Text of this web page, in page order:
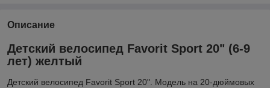
Описание
Детский велосипед Favorit Sport 20" (6-9
лет) желтый
Детский велосипед Favorit Sport 20". Модель на 20-дюймовых